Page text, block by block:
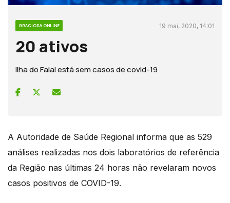
GRACIOSA ONLINE 19 mai, 2020, 14:01
20 ativos
Ilha do Faial está sem casos de covid-19
A Autoridade de Saúde Regional informa que as 529
análises realizadas nos dois laboratórios de referência
da Região nas últimas 24 horas não revelaram novos
casos positivos de COVID-19.